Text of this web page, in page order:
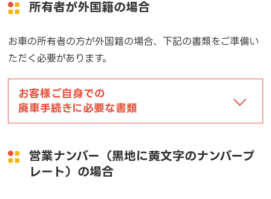
所有者が外国籍の場合
お車の所有者の方が外国籍の場合、下記の書類をご準備い
ただく必要があります。
お客様ご自身での
廃車手続きに必要な書類
営業ナンバー（黒地に黄文字のナンバープ
レート）の場合